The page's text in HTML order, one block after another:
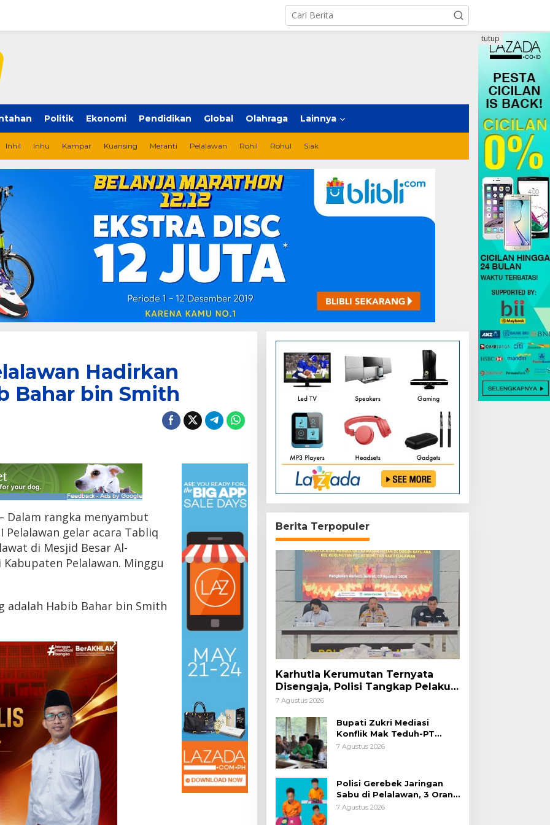
Politik Ekonomi Pendidikan Global Olahraga Lainnya
Inhil Inhu Kampar Kuansing Meranti Pelalawan Rohil Rohul Siak
tutup
Hadirkan
Bahar bin Smith
Dalam rangka menyambut
Pelalawan gelar acara Tabliq
di Mesjid Besar Al-
Pelalawan. Minggu
adalah Habib Bahar bin Smith
Berita Terpopuler
Karhutla Kerumutan Ternyata
Disengaja, Polisi Tangkap Pelaku
Pembakar Lahan
7 Agustus 2026
Bupati Zukri Mediasi
Konflik Mak Teduh-PT
Arara Abadi, Ini Hasilnya
7 Agustus 2026
Polisi Gerebek Jaringan
Sabu di Pelalawan, 3 Orang
Ditangkap
7 Agustus 2026